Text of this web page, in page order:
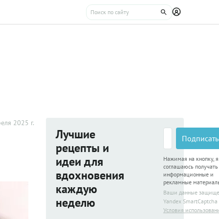
2025 г.
Лучшие
рецепты и
идеи для
вдохновения
каждую
неделю
Нажимая на кнопку, я
соглашаюсь получать
информационные и
рекламные
Ваши данные
Yandex SmartCaptcha
Условия